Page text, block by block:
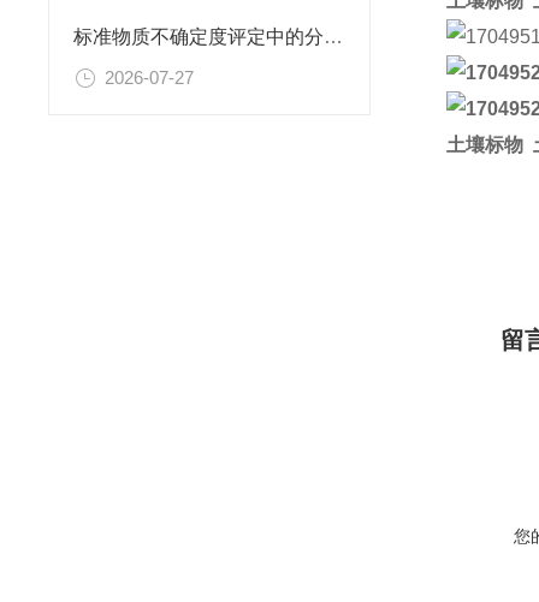
标准物质不确定度评定中的分量识别与量化计算方法
2026-07-27
土壤标物
留
您